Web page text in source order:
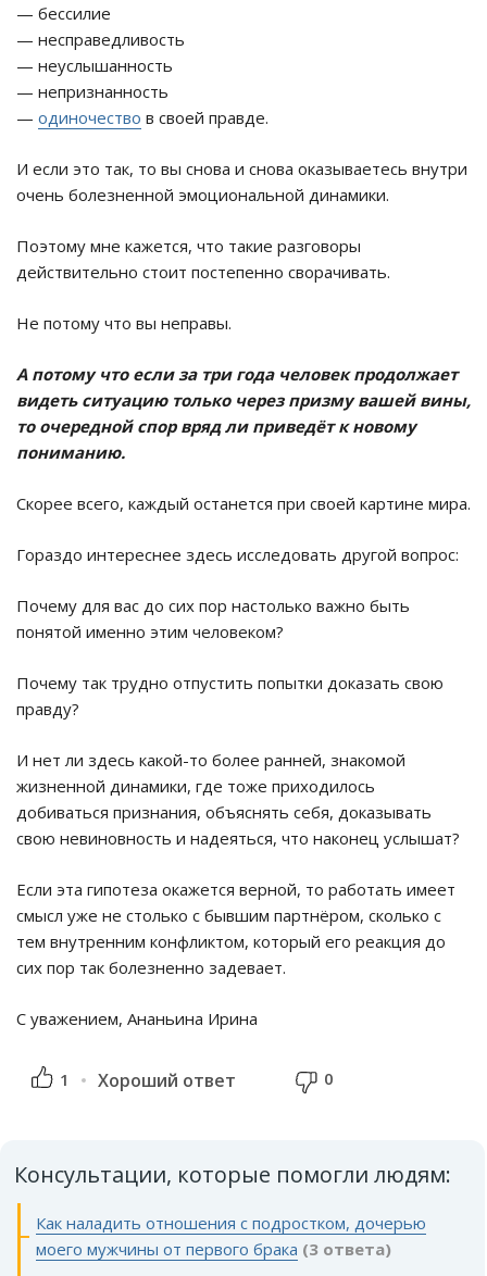
— бессилие
— несправедливость
— неуслышанность
— непризнанность
— одиночество в своей правде.
И если это так, то вы снова и снова оказываетесь внутри
очень болезненной эмоциональной динамики.
Поэтому мне кажется, что такие разговоры
действительно стоит постепенно сворачивать.
Не потому что вы неправы.
А потому что если за три года человек продолжает
видеть ситуацию только через призму вашей вины,
то очередной спор вряд ли приведёт к новому
пониманию.
Скорее всего, каждый останется при своей картине мира.
Гораздо интереснее здесь исследовать другой вопрос:
Почему для вас до сих пор настолько важно быть
понятой именно этим человеком?
Почему так трудно отпустить попытки доказать свою
правду?
И нет ли здесь какой-то более ранней, знакомой
жизненной динамики, где тоже приходилось
добиваться признания, объяснять себя, доказывать
свою невиновность и надеяться, что наконец услышат?
Если эта гипотеза окажется верной, то работать имеет
смысл уже не столько с бывшим партнёром, сколько с
тем внутренним конфликтом, который его реакция до
сих пор так болезненно задевает.
С уважением, Ананьина Ирина
1 Хороший ответ 0
Консультации, которые помогли людям:
Как наладить отношения с подростком, дочерью
моего мужчины от первого брака (3 ответа)